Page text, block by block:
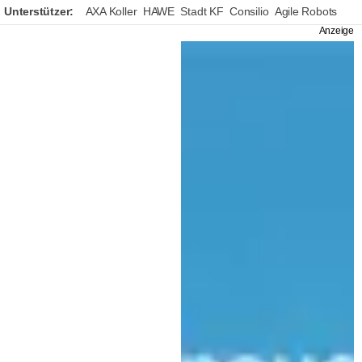
Unterstützer: AXA Koller HAWE Stadt KF Consilio Agile Robots